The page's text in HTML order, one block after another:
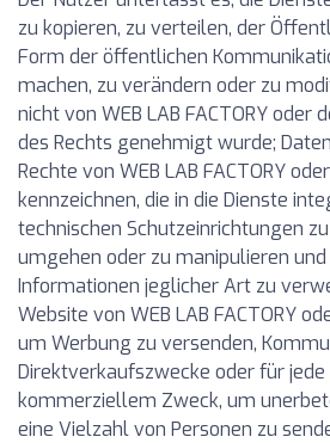
zu kopieren, zu verteilen, der
Form der öffentlichen
machen, zu verändern oder zu
nicht von WEB LAB FACTORY oder
des Rechts genehmigt wurde;
Rechte von WEB LAB FACTORY
kennzeichnen, die in die Dienste
technischen Schutzeinrichtungen
umgehen oder zu manipulieren
Informationen jeglicher Art zu
Website von WEB LAB FACTORY
um Werbung zu versenden,
Direktverkaufszwecke oder für
kommerziellem Zweck, um
eine Vielzahl von Personen zu